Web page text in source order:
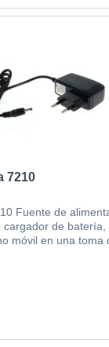
7210
Fuente de
de batería,
móvil en una toma